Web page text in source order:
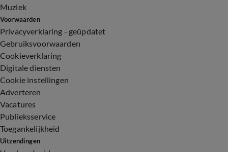
Muziek
Voorwaarden
Privacyverklaring - geüpdatet
Gebruiksvoorwaarden
Cookieverklaring
Digitale diensten
Cookie instellingen
Adverteren
Vacatures
Publieksservice
Toegankelijkheid
Uitzendingen